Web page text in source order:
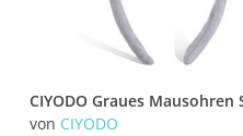
von CIYODO